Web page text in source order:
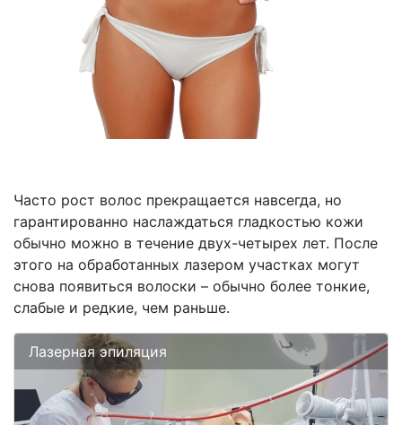
Часто рост волос прекращается навсегда, но
гарантированно наслаждаться гладкостью кожи
обычно можно в течение двух-четырех лет. После
этого на обработанных лазером участках могут
снова появиться волоски – обычно более тонкие,
слабые и редкие, чем раньше.
Лазерная эпиляция